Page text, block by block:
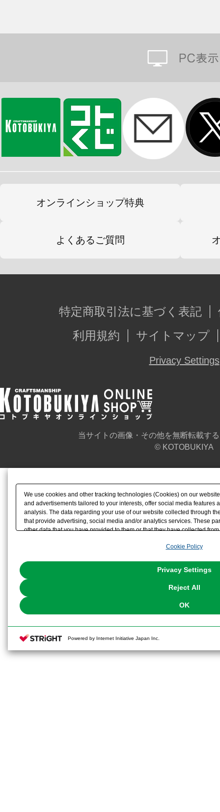
オンラインショップ特典
よくあるご質問
特定商取引法に基づく表記
利用規約
サイトマップ
Privacy Settings
当サイトの画像・その他を無断転載す
© KOTOBUKIYA
We use cookies and other tracking technologies (Cookies) on our
and advertisements tailored to your interests, offer social media features
analysis. The data regarding your use of our website collected through
that provide advertising, social media and/or analytics services. These
other data that you have provided to them or that they have collected
the use of all Cookies except for Strictly Necessary Cookies, please
Cookie Policy
Privacy Settings
Reject All
OK
Powered by Internet Initiative Japan Inc.